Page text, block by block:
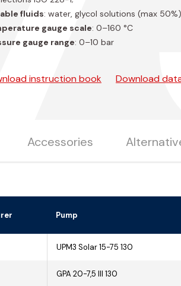
fluids: water, glycol solutions (max 50%)
gauge scale: 0–160 °C
gauge range: 0–10 bar
instruction book Download
Accessories
Pump
UPM3 Solar 15-75 130
GPA 20-7,5 III 130